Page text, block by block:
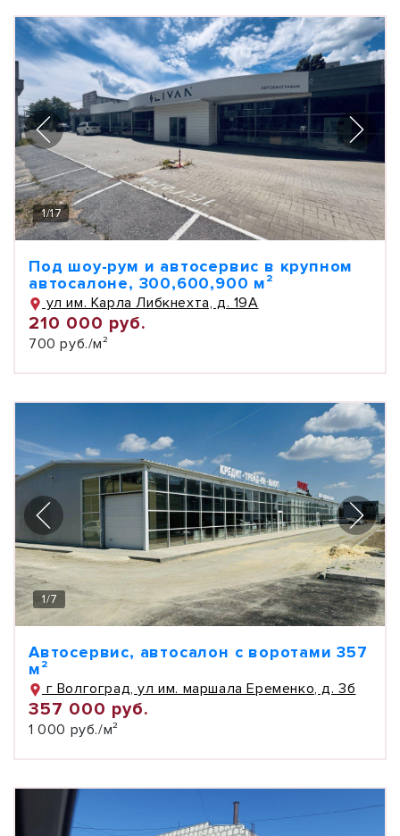
1/17
Под шоу-рум и автосервис в крупном
автосалоне, 300,600,900 м²
ул им. Карла Либкнехта, д. 19А
210 000 руб.
700 руб./м²
1/7
Автосервис, автосалон с воротами 357
м²
г Волгоград, ул им. маршала Еременко, д. 3б
357 000 руб.
1 000 руб./м²